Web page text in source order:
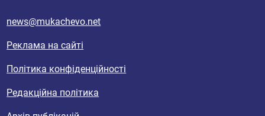
news@mukachevo.net
Реклама на сайті
Політика конфіденційності
Редакційна політика